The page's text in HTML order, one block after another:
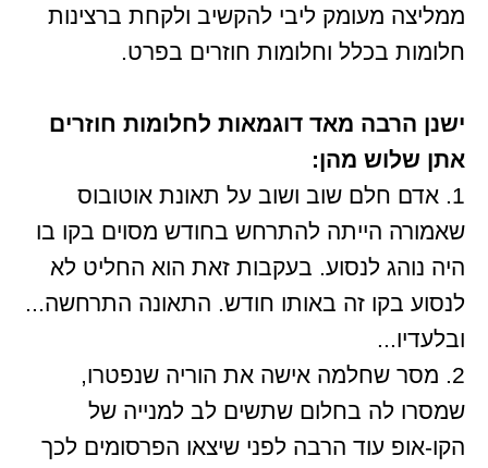
ממליצה מעומק ליבי להקשיב ולקחת ברצינות
חלומות בכלל וחלומות חוזרים בפרט.
ישנן הרבה מאד דוגמאות לחלומות חוזרים
אתן שלוש מהן:
1. אדם חלם שוב ושוב על תאונת אוטובוס
שאמורה הייתה להתרחש בחודש מסוים בקו בו
היה נוהג לנסוע. בעקבות זאת הוא החליט לא
לנסוע בקו זה באותו חודש. התאונה התרחשה...
ובלעדיו...
2. מסר שחלמה אישה את הוריה שנפטרו,
שמסרו לה בחלום שתשים לב למנייה של
הקו-אופ עוד הרבה לפני שיצאו הפרסומים לכך